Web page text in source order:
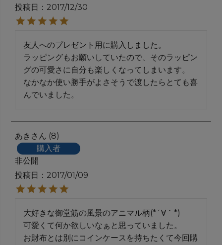
投稿日
2017/12/30
友人へのプレゼント用に購入しました。
ラッピングもお願いしていたので、そのラッピン
グの可愛さに自分も楽しくなってしまいます。
なかなか使い勝手がよさそうで渡したらとても喜
あき
8
購入者
非公開
投稿日
2017/01/09
大好きな御堂筋の風景のアニマル柄(*´∀｀*)
可愛くて何か欲しいなぁと思っていました。
お財布とは別にコインケースを持ちたくて今回購